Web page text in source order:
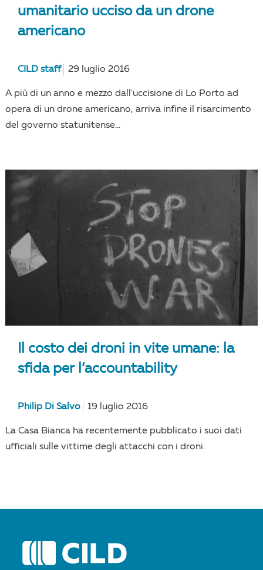
umanitario ucciso da un drone
americano
CILD staff 29 luglio 2016
A più di un anno e mezzo dall'uccisione di Lo Porto ad
opera di un drone americano, arriva infine il risarcimento
del governo statunitense...
Il costo dei droni in vite umane: la
sfida per l’accountability
Philip Di Salvo 19 luglio 2016
La Casa Bianca ha recentemente pubblicato i suoi dati
ufficiali sulle vittime degli attacchi con i droni.